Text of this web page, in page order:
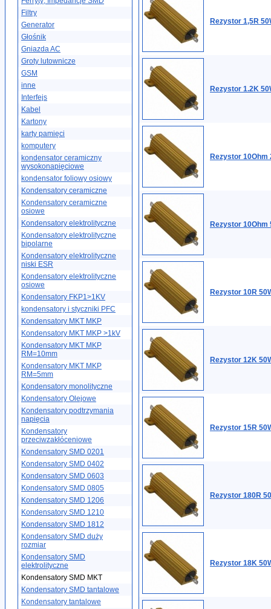
Filtry
Generator
Głośnik
Gniazda AC
Groty lutownicze
GSM
inne
Interfejs
Kabel
Kartony
karty pamięci
komputery
kondensator ceramiczny
wysokonapięciowe
kondensator foliowy osiowy
Kondensatory ceramiczne
Kondensatory ceramiczne
osiowe
Kondensatory elektrolityczne
Kondensatory elektrolityczne
bipolarne
Kondensatory elektrolityczne
niski ESR
Kondensatory elektrolityczne
osiowe
Kondensatory FKP1>1KV
kondensatory i styczniki PFC
Kondensatory MKT MKP
Kondensatory MKT MKP >1kV
Kondensatory MKT MKP
RM=10mm
Kondensatory MKT MKP
RM=5mm
Kondensatory monolityczne
Kondensatory Olejowe
Kondensatory podtrzymania
napięcia
Kondensatory
przeciwzakłóceniowe
Kondensatory SMD 0201
Kondensatory SMD 0402
Kondensatory SMD 0603
Kondensatory SMD 0805
Kondensatory SMD 1206
Kondensatory SMD 1210
Kondensatory SMD 1812
Kondensatory SMD duży
rozmiar
Kondensatory SMD
elektrolityczne
Kondensatory SMD MKT
Kondensatory SMD tantalowe
Kondensatory tantalowe
Rezystor 1,5R
Rezystor 1.2K
Rezystor 10Ohm
Rezystor 10Ohm
Rezystor 10R
Rezystor 12K
Rezystor 15R
Rezystor 180R
Rezystor 18K